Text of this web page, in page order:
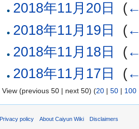
2018年11月20日
(
2018年11月19日
(
2018年11月18日
(
2018年11月17日
(
View (previous 50 | next 50) (20 | 50 | 100
Privacy policy About Caiyun Wiki Disclaimers